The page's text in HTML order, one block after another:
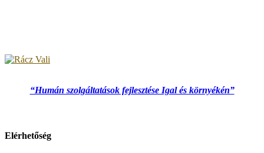
“Humán szolgáltatások fejlesztése Igal és környékén”
Elérhetőség